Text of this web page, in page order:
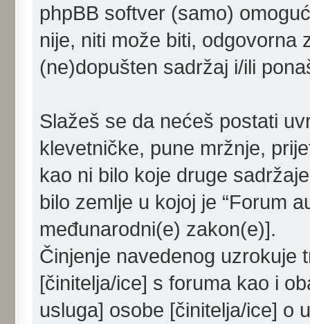
phpBB softver (samo)
nije, niti može biti, odgovorna
(ne)dopušten sadržaj i/ili
Slažeš se da nećeš postati
klevetničke, pune mržnje,
kao ni bilo koje druge
bilo zemlje u kojoj je “Forum
međunarodni(e) zakon(e)].
Činjenje navedenog uzrokuje
[činitelja/ice] s foruma kao i
usluga] osobe [činitelja/ice] o